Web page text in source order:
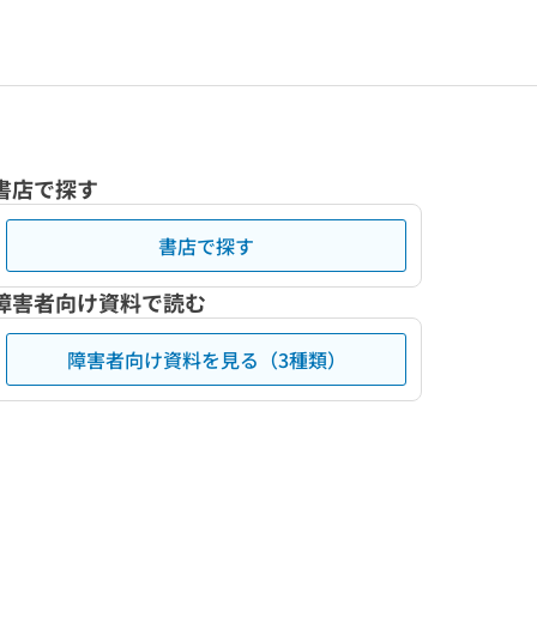
店で探す
書店で探す
害者向け資料で読む
障害者向け資料を見る（3種類）